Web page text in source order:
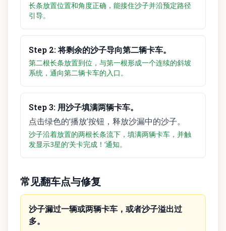
长条放置位置和角度正确，能接住沙子并沿预定路径
引导。
Step 2:将剩余的沙子导向第二辆卡车。
第二根长条放置到位，与第一根形成一个连续的斜坡
系统，通向第二辆卡车的入口。
Step3: 用沙子填满两辆卡车。
点击绿色的‘播放’按钮，释放沙漏中的沙子。
沙子沿着放置的两根长条流下，填满两辆卡车，并触
发显示3星的‘关卡完成！’通知。
常见翻车点与修复
沙子漏过一辆或两辆卡车，或者沙子溢出过
多。